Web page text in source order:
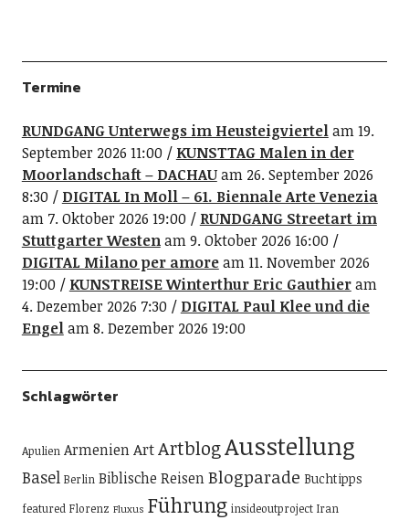
Termine
RUNDGANG Unterwegs im Heusteigviertelam 19.
September 2026 11:00
KUNSTTAG Malen in der
Moorlandschaft – DACHAUam 26. September 2026
8:30
DIGITAL In Moll – 61. Biennale Arte Venezia
am 7. Oktober 2026 19:00
RUNDGANG Streetart im
Stuttgarter Westenam 9. Oktober 2026 16:00
DIGITAL Milano per amoream 11. November 2026
19:00
KUNSTREISE Winterthur Eric Gauthieram
4. Dezember 2026 7:30
DIGITAL Paul Klee und die
Engelam 8. Dezember 2026 19:00
Schlagwörter
Apulien ArmenienArtArtblogAusstellung
Basel Berlin Biblische ReisenBlogparade Buchtipps
featured Florenz Fluxus Führung insideoutproject Iran